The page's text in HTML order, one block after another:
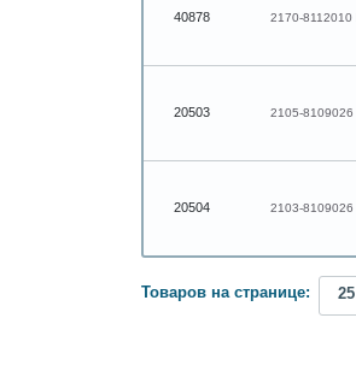
40878
20503 2105-8109026
20504 2103-8109026
Товаров на странице: 25